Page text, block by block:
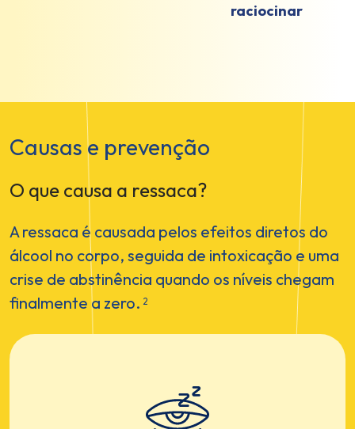
raciocinar
Causas e prevenção
O que causa a ressaca?
A ressaca é causada pelos efeitos diretos do
álcool no corpo, seguida de intoxicação e uma
crise de abstinência quando os níveis chegam
finalmente a zero. 2